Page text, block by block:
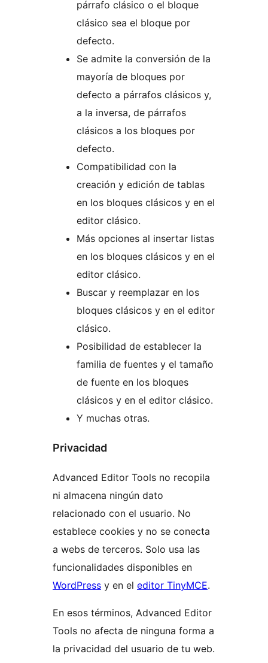
párrafo clásico o el bloque
clásico sea el bloque por
defecto.
Se admite la conversión de la
mayoría de bloques por
defecto a párrafos clásicos y,
a la inversa, de párrafos
clásicos a los bloques por
defecto.
Compatibilidad con la
creación y edición de tablas
en los bloques clásicos y en el
editor clásico.
Más opciones al insertar listas
en los bloques clásicos y en el
editor clásico.
Buscar y reemplazar en los
bloques clásicos y en el editor
clásico.
Posibilidad de establecer la
familia de fuentes y el tamaño
de fuente en los bloques
clásicos y en el editor clásico.
Y muchas otras.
Privacidad
Advanced Editor Tools no recopila
ni almacena ningún dato
relacionado con el usuario. No
establece cookies y no se conecta
a webs de terceros. Solo usa las
funcionalidades disponibles en
WordPress y en el editor TinyMCE.
En esos términos, Advanced Editor
Tools no afecta de ninguna forma a
la privacidad del usuario de tu web.